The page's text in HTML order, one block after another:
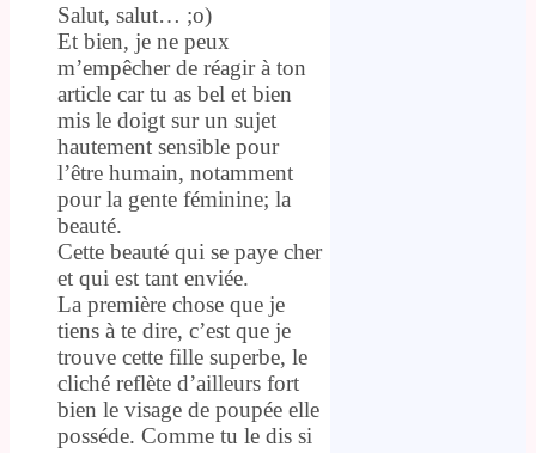
Salut, salut… ;o)
Et bien, je ne peux
m’empêcher de réagir à ton
article car tu as bel et bien
mis le doigt sur un sujet
hautement sensible pour
l’être humain, notamment
pour la gente féminine; la
beauté.
Cette beauté qui se paye cher
et qui est tant enviée.
La première chose que je
tiens à te dire, c’est que je
trouve cette fille superbe, le
cliché reflète d’ailleurs fort
bien le visage de poupée elle
posséde. Comme tu le dis si